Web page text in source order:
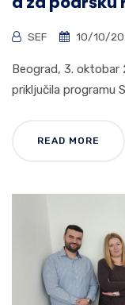
SEF 10/10/
Beograd, 3. oktobar
priključila programu
READ MORE